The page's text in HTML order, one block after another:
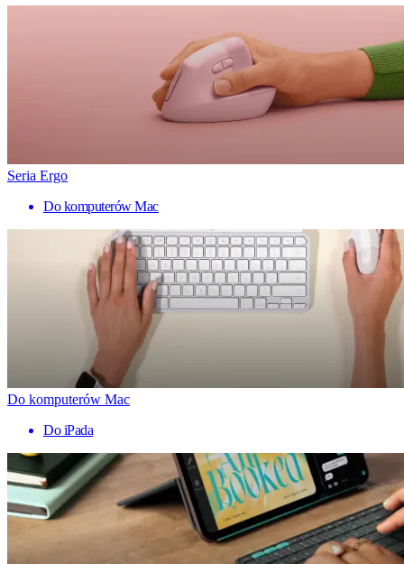
Seria Ergo
Do komputerów Mac
Do komputerów Mac
Do iPada